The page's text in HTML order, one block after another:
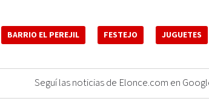
BARRIO EL PEREJIL FESTEJO JUGUETES
Seguí las noticias de Elonce.com en